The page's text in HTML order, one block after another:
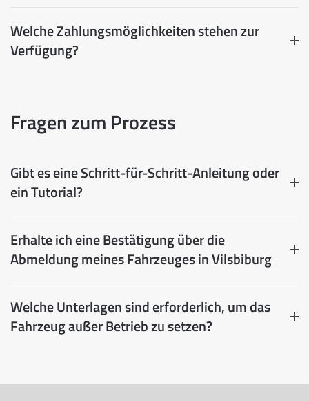
Welche Zahlungsmöglichkeiten stehen zur
Verfügung?
Fragen zum Prozess
Gibt es eine Schritt-für-Schritt-Anleitung oder
ein Tutorial?
Erhalte ich eine Bestätigung über die
Abmeldung meines Fahrzeuges in Vilsbiburg
Welche Unterlagen sind erforderlich, um das
Fahrzeug außer Betrieb zu setzen?